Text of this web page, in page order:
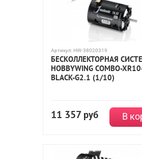
Артикул: HW-38020319
БЕСКОЛЛЕКТОРНАЯ
HOBBYWING COMBO-
BLACK-G2.1 (1/10)
11 357 руб В